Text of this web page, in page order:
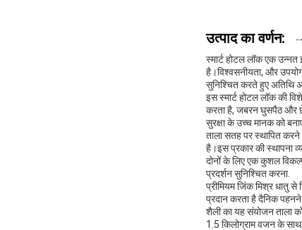
उत्पाद का वर्णन:
स्मार्ट होटल लॉक एक
है।विश्वसनीयता, और
सुनिश्चित करते हुए अतिथि
इस स्मार्ट होटल लॉक की
करता है, जबरन घुसपैठ और
सुरक्षा के उच्च मानक को
ताला सतह पर स्थापित
है।इस प्रकार की स्थापना
दोनों के लिए एक कुशल
प्रदर्शन सुनिश्चित करना.
प्रीमियम जिंक मिश्र धातु से
प्रदान करता है दैनिक
शैली का यह संयोजन ताला
1.5 किलोग्राम वजन के